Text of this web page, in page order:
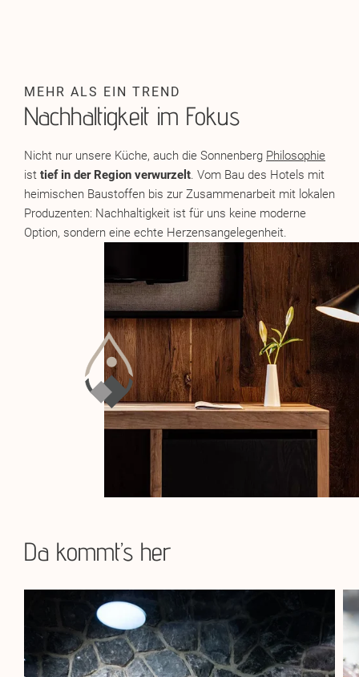
Nachhaltigkeit im Fokus
MEHR ALS EIN TREND
Nicht nur unsere Küche, auch die Sonnenberg Philosophie
ist tief in der Region verwurzelt . Vom Bau des Hotels mit
heimischen Baustoffen bis zur Zusammenarbeit mit lokalen
Produzenten: Nachhaltigkeit ist für uns keine moderne
Option, sondern eine echte Herzensangelegenheit.
Da kommt’s her